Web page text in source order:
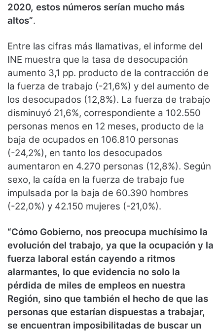
2020, estos números serían mucho más
altos”.
Entre las cifras más llamativas, el informe del
INE muestra que la tasa de desocupación
aumento 3,1 pp. producto de la contracción de
la fuerza de trabajo (-21,6%) y del aumento de
los desocupados (12,8%). La fuerza de trabajo
disminuyó 21,6%, correspondiente a 102.550
personas menos en 12 meses, producto de la
baja de ocupados en 106.810 personas
(-24,2%), en tanto los desocupados
aumentaron en 4.270 personas (12,8%). Según
sexo, la caída en la fuerza de trabajo fue
impulsada por la baja de 60.390 hombres
(-22,0%) y 42.150 mujeres (-21,0%).
“Cómo Gobierno, nos preocupa muchísimo la
evolución del trabajo, ya que la ocupación y la
fuerza laboral están cayendo a ritmos
alarmantes, lo que evidencia no solo la
pérdida de miles de empleos en nuestra
Región, sino que también el hecho de que las
personas que estarían dispuestas a trabajar,
se encuentran imposibilitadas de buscar un